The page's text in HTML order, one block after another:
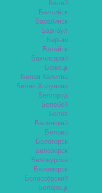
Балей
Балтийск
Барабинск
Барнаул
Барыш
Батайск
Бахчисарай
Бежецк
Белая Калитва
Белая Холуница
Белгород
Белебей
Белёв
Белинский
Белово
Белогорск
Белозерск
Белокуриха
Беломорск
Белоозёрский
Белорецк